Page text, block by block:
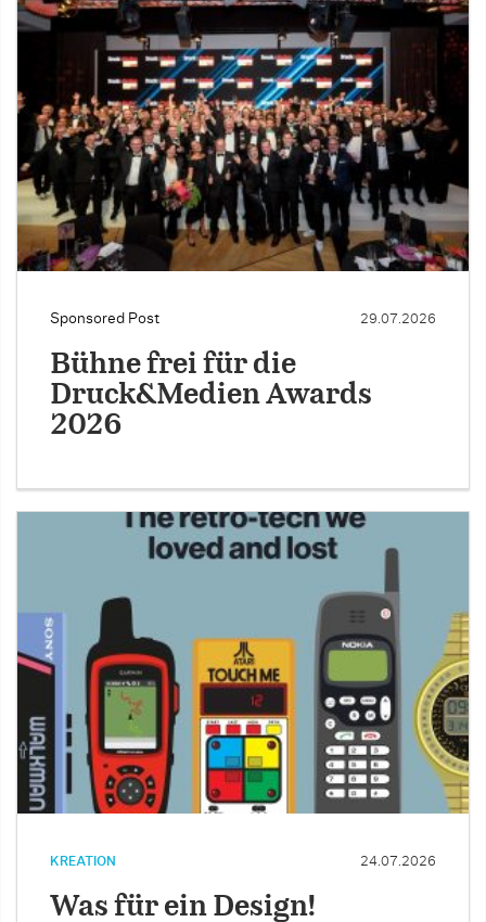
Sponsored Post 29.07.2026
Bühne frei für die
Druck&Medien Awards
2026
KREATION 24.07.2026
Was für ein Design!